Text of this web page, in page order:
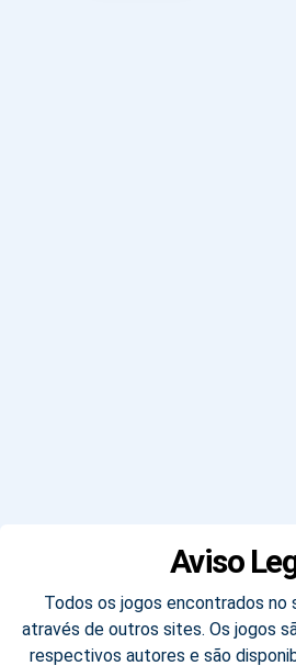
Aviso
Todos os jogos encontrados no
através de outros sites. Os jogos
respectivos autores e são